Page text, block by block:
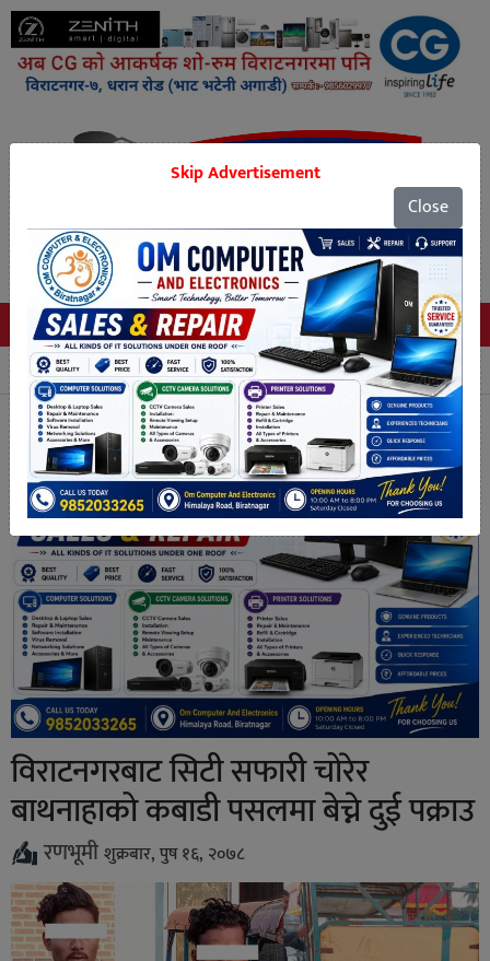
Tags
विराटनगरबाट सिटी सफारी चोरेर
बाथनाहाको कबाडी पसलमा बेच्ने दुई पक्राउ
रणभूमीशुक्रबार, पुष १६, २०७८
Skip Advertisement
Close